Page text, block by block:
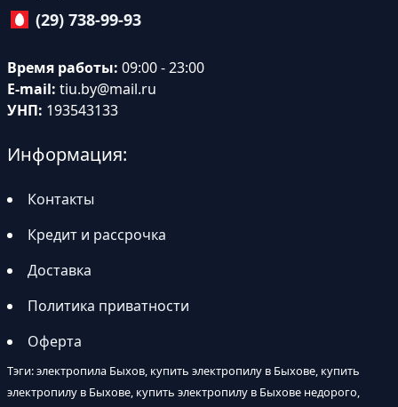
(29) 738-99-93
Время работы: 09:00 - 23:00
E-mail: tiu.by@mail.ru
УНП: 193543133
Информация:
Контакты
Кредит и рассрочка
Доставка
Политика приватности
Оферта
Тэги: электропила Быхов, купить электропилу в Быхове, купить
электропилу в Быхове, купить электропилу в Быхове недорого,